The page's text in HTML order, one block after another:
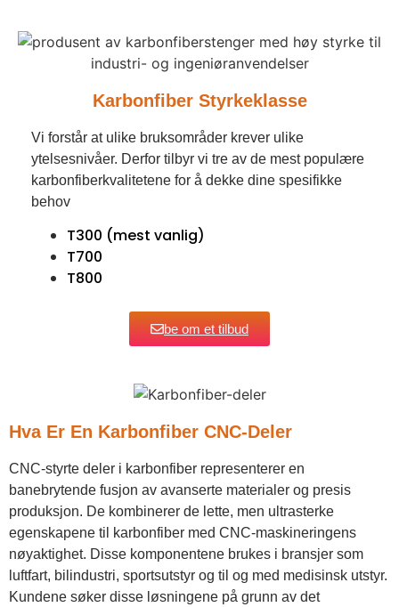
Karbonfiber Styrkeklasse
Vi forstår at ulike bruksområder krever ulike
ytelsesnivåer. Derfor tilbyr vi tre av de mest populære
karbonfiberkvalitetene for å dekke dine spesifikke
behov
T300 (mest vanlig)
T700
T800
be om et tilbud
Hva Er En Karbonfiber CNC-Deler
CNC-styrte deler i karbonfiber representerer en
banebrytende fusjon av avanserte materialer og presis
produksjon. De kombinerer de lette, men ultrasterke
egenskapene til karbonfiber med CNC-maskineringens
nøyaktighet. Disse komponentene brukes i bransjer som
luftfart, bilindustri, sportsutstyr og til og med medisinsk utstyr.
Kundene søker disse løsningene på grunn av det